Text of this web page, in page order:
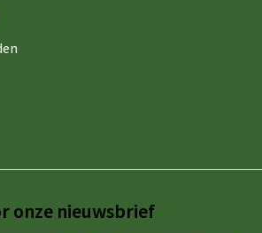
onze nieuwsbrief